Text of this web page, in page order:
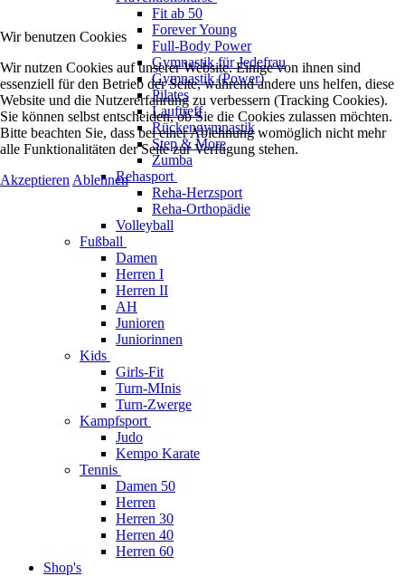
Fit ab 50
Forever Young
Full-Body Power
Gymnastik für Jedefrau
Gymnastik (Power)
Pilates
Lauftreff
Rückengymnastik
Step & More
Zumba
Rehasport
Reha-Herzsport
Reha-Orthopädie
Volleyball
Fußball
Damen
Herren I
Herren II
AH
Junioren
Juniorinnen
Kids
Girls-Fit
Turn-MInis
Turn-Zwerge
Kampfsport
Judo
Kempo Karate
Tennis
Damen 50
Herren
Herren 30
Herren 40
Herren 60
Shop's
Wir benutzen Cookies
Wir nutzen Cookies auf unserer Website. Einige von ihnen sind
essenziell für den Betrieb der Seite, während andere uns helfen, diese
Website und die Nutzererfahrung zu verbessern (Tracking Cookies).
Sie können selbst entscheiden, ob Sie die Cookies zulassen möchten.
Bitte beachten Sie, dass bei einer Ablehnung womöglich nicht mehr
alle Funktionalitäten der Seite zur Verfügung stehen.
Akzeptieren Ablehnen